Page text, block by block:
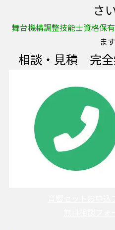
さ
舞台機構調整技能士資格保
ます
相談・見積 完全